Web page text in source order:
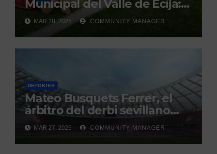
Municipal del Valle de Écija:
Renovación y Mantenimiento
Continuo.
MAR 28, 2025 COMMUNITY MANAGER
DEPORTES
Mateo Busquets Ferrer, el
árbitro del derbi sevillano
con un historial que genera
debate
MAR 27, 2025 COMMUNITY MANAGER